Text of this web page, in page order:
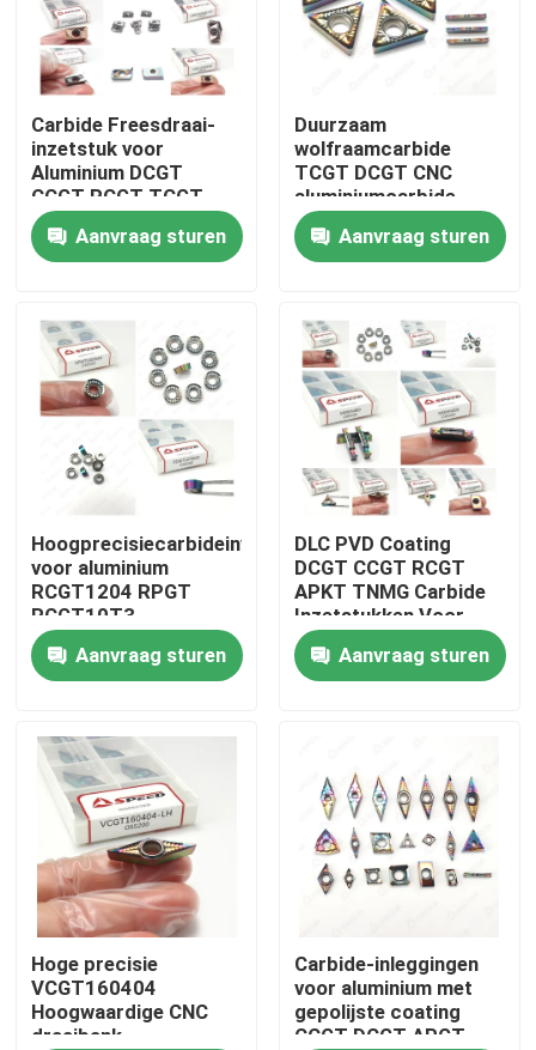
Thuis
Over ons
Fabrieksreis
Kwaliteitscontrole
Contacteer ons
nieuws
Alle Gevallen
Het Tussenvoegsel van het carbidemalen
Carbide Freesdraai-
inzetstuk voor
Aluminium DCGT
CCGT RCGT TCGT
Aluminium
Aanvraag sturen
Duurzaam
wolfraamcarbide
TCGT DCGT CNC
aluminiumcarbide
insert voor precisie
Aanvraag sturen
Hoogprecisiecarbideinvoer
voor aluminium
RCGT1204 RPGT
RCGT10T3
RCGT1003 DLC PVD-
coating en hoge
slijtvastheid
Aanvraag sturen
DLC PVD Coating
DCGT CCGT RCGT
APKT TNMG Carbide
Inzetstukken Voor
Aluminium
Aanvraag sturen
Hoge precisie
VCGT160404
Hoogwaardige CNC
draaibank
Carbide-inleggingen
voor aluminium met
gepolijste coating
CCGT DCGT APGT